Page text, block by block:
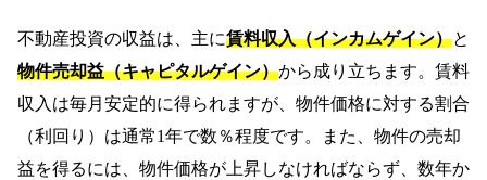
不動産投資の収益は、主に賃料収入（インカムゲイン）と
物件売却益（キャピタルゲイン）から成り立ちます。賃料
収入は毎月安定的に得られますが、物件価格に対する割合
（利回り）は通常1年で数％程度です。また、物件の売却
益を得るには、物件価格が上昇しなければならず、数年か